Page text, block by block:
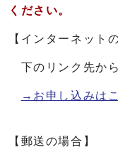
ください。
【インターネット
下のリンク先か
→お申し込みは
【郵送の場合】